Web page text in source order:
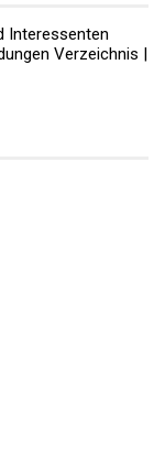
Interessenten
Verzeichnis |